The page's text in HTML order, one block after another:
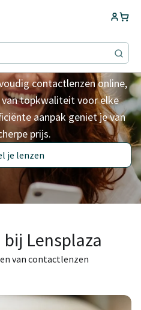
voor het
contactlenzen online,
topkwaliteit voor elke
aanpak geniet je van
prijs.
je lenzen
Lensplaza
van contactlenzen